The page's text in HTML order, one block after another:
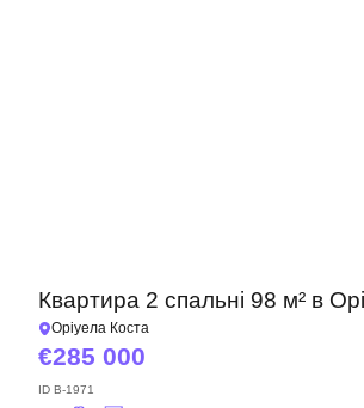
Квартира 2 спальні 98 м² в
Оріуела Коста
285 000
ID B-1971